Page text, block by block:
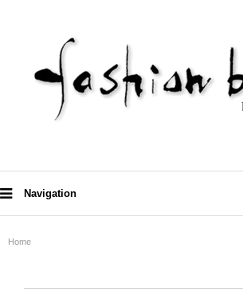
Navigation
Home